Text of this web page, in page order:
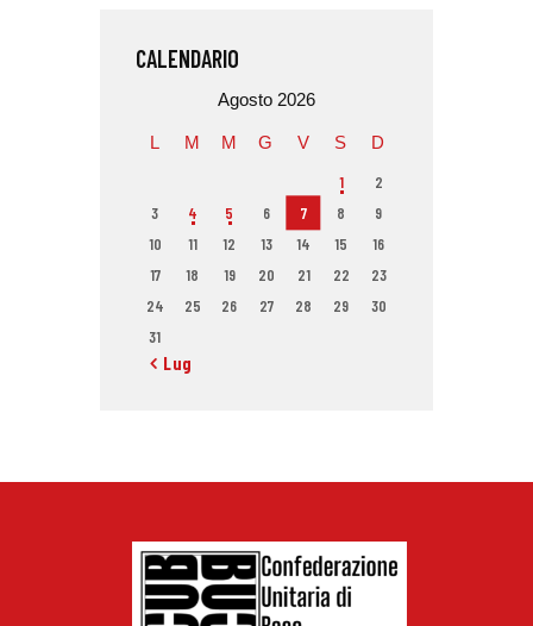
CALENDARIO
Agosto 2026
L M M G V S D
1
2
3
4 5 6 7 8
9
10
11 12 13 14 15
16
17
18 19 20 21 22
23
24
25 26 27 28 29
30
31
« Lug